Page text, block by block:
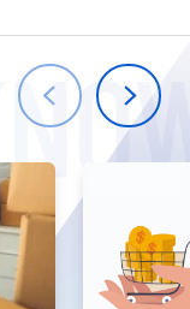
W2
会社情報
TW